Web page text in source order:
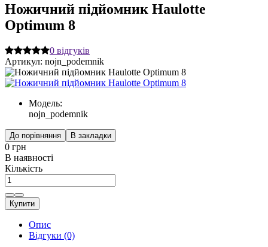
Ножичний підйомник Haulotte
Optimum 8
0 відгуків
Артикул: nojn_podemnik
Модель:
nojn_podemnik
До порівняння В закладки
0 грн
В наявності
Кількість
Купити
Опис
Відгуки (0)